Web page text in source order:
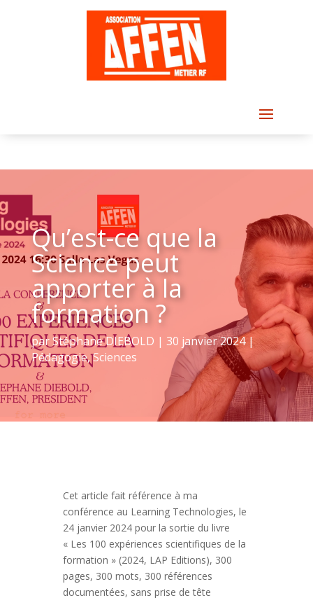
Qu’est-ce que la
Science peut
apporter à la
formation ?
parStéphane DIEBOLD | 30 janvier 2024|
Pédagogie,Sciences
Cet article fait référence à ma
conférence au Learning Technologies, le
24 janvier 2024 pour la sortie du livre
« Les 100 expériences scientifiques de la
formation » (2024, LAP Editions), 300
pages, 300 mots, 300 références
documentées, sans prise de tête